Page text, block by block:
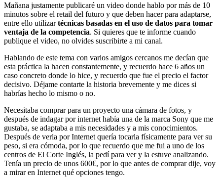
Mañana justamente publicaré un video donde hablo por más de 10
minutos sobre el retail del futuro y que deben hacer para adaptarse,
entre ello utilizartécnicas basadas en el uso de datos para tomar
ventaja de la competencia. Si quieres que te informe cuando
publique el video, no olvides suscribirte a mi canal.
Hablando de este tema con varios amigos cercanos me decían que
esta práctica la hacen constantemente, y recuerdo hace 6 años un
caso concreto donde lo hice, y recuerdo que fue el precio el factor
decisivo. Déjame contarte la historia brevemente y me dices si
habrías hecho lo mismo o no.
Necesitaba comprar para un proyecto una cámara de fotos, y
después de indagar por internet había una de la marca Sony que me
gustaba, se adaptaba a mis necesidades y a mis conocimientos.
Después de verla por Internet quería tocarla físicamente para ver su
peso, si era cómoda, por lo que recuerdo que me fui a uno de los
centros de El Corte Inglés, la pedí para ver y la estuve analizando.
Tenía un precio de unos 600€, por lo que antes de comprar dije, voy
a mirar en Internet qué opciones tengo.